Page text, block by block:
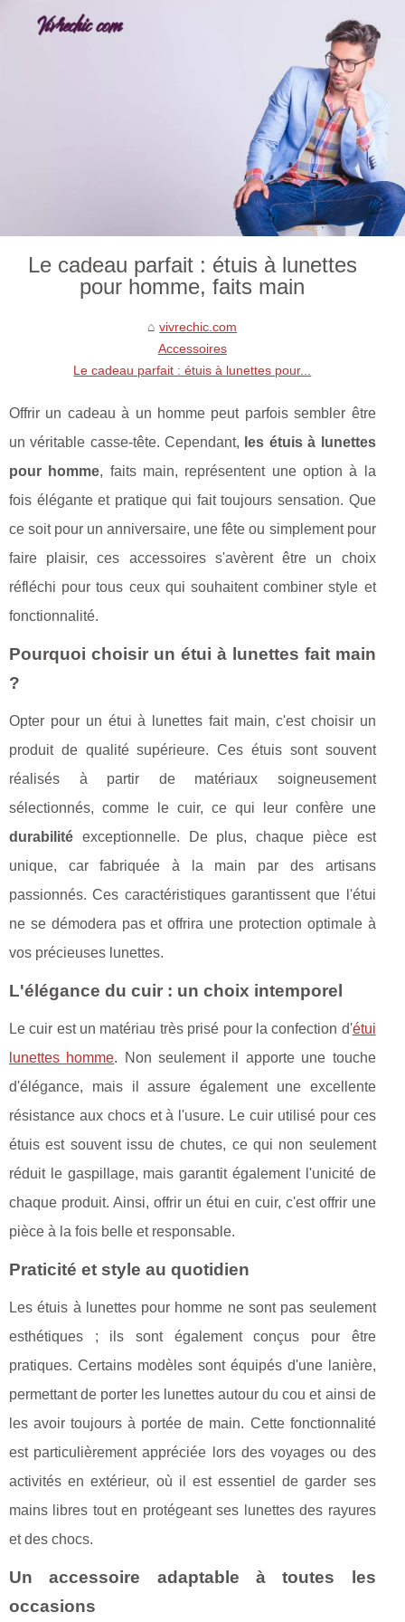
Le cadeau parfait : étuis à lunettes
pour homme, faits main
vivrechic.com
Accessoires
Le cadeau parfait : étuis à lunettes pour...
Offrir un cadeau à un homme peut parfois sembler être
un véritable casse-tête. Cependant, les étuis à lunettes
pour homme, faits main, représentent une option à la
fois élégante et pratique qui fait toujours sensation. Que
ce soit pour un anniversaire, une fête ou simplement pour
faire plaisir, ces accessoires s'avèrent être un choix
réfléchi pour tous ceux qui souhaitent combiner style et
fonctionnalité.
Pourquoi choisir un étui à lunettes fait main
?
Opter pour un étui à lunettes fait main, c'est choisir un
produit de qualité supérieure. Ces étuis sont souvent
réalisés à partir de matériaux soigneusement
sélectionnés, comme le cuir, ce qui leur confère une
durabilité exceptionnelle. De plus, chaque pièce est
unique, car fabriquée à la main par des artisans
passionnés. Ces caractéristiques garantissent que l'étui
ne se démodera pas et offrira une protection optimale à
vos précieuses lunettes.
L'élégance du cuir : un choix intemporel
Le cuir est un matériau très prisé pour la confection d'étui
lunettes homme. Non seulement il apporte une touche
d'élégance, mais il assure également une excellente
résistance aux chocs et à l'usure. Le cuir utilisé pour ces
étuis est souvent issu de chutes, ce qui non seulement
réduit le gaspillage, mais garantit également l'unicité de
chaque produit. Ainsi, offrir un étui en cuir, c'est offrir une
pièce à la fois belle et responsable.
Praticité et style au quotidien
Les étuis à lunettes pour homme ne sont pas seulement
esthétiques ; ils sont également conçus pour être
pratiques. Certains modèles sont équipés d'une lanière,
permettant de porter les lunettes autour du cou et ainsi de
les avoir toujours à portée de main. Cette fonctionnalité
est particulièrement appréciée lors des voyages ou des
activités en extérieur, où il est essentiel de garder ses
mains libres tout en protégeant ses lunettes des rayures
et des chocs.
Un accessoire adaptable à toutes les
occasions